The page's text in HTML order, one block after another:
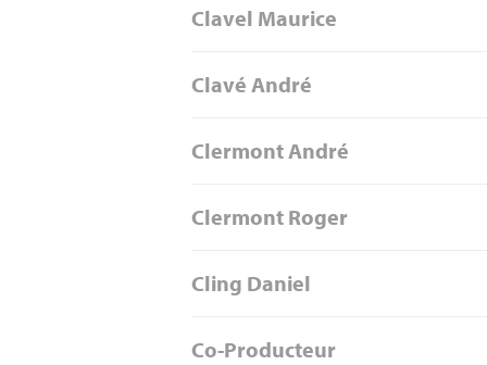
Clavel Maurice
Clavé André
Clermont André
Clermont Roger
Cling Daniel
Co-Producteur